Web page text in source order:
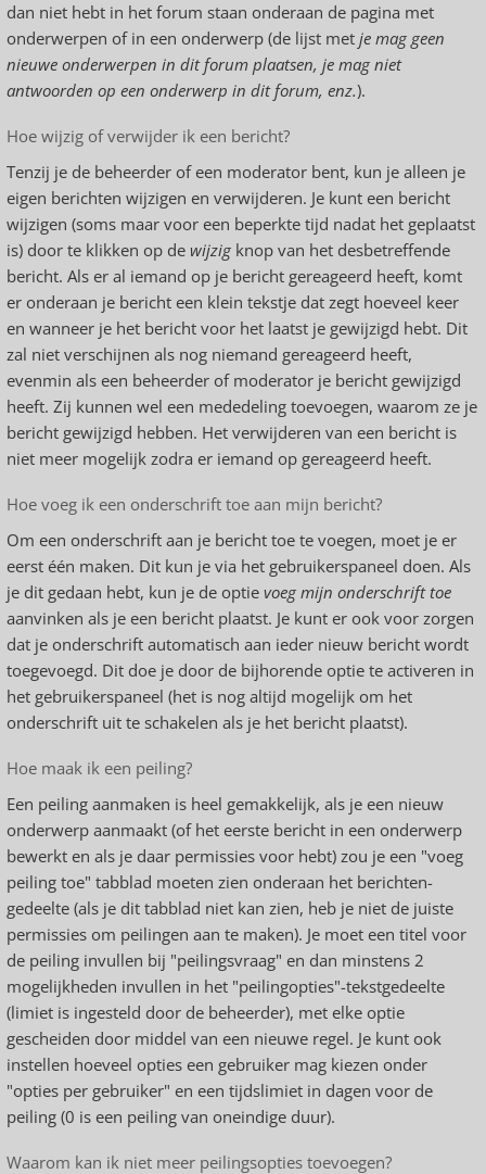
dan niet hebt in het forum staan onderaan de pagina met
onderwerpen of in een onderwerp (de lijst met je mag geen
nieuwe onderwerpen in dit forum plaatsen, je mag niet
antwoorden op een onderwerp in dit forum, enz.).
Hoe wijzig of verwijder ik een bericht?
Tenzij je de beheerder of een moderator bent, kun je alleen je
eigen berichten wijzigen en verwijderen. Je kunt een bericht
wijzigen (soms maar voor een beperkte tijd nadat het geplaatst
is) door te klikken op de wijzig knop van het desbetreffende
bericht. Als er al iemand op je bericht gereageerd heeft, komt
er onderaan je bericht een klein tekstje dat zegt hoeveel keer
en wanneer je het bericht voor het laatst je gewijzigd hebt. Dit
zal niet verschijnen als nog niemand gereageerd heeft,
evenmin als een beheerder of moderator je bericht gewijzigd
heeft. Zij kunnen wel een mededeling toevoegen, waarom ze je
bericht gewijzigd hebben. Het verwijderen van een bericht is
niet meer mogelijk zodra er iemand op gereageerd heeft.
Hoe voeg ik een onderschrift toe aan mijn bericht?
Om een onderschrift aan je bericht toe te voegen, moet je er
eerst één maken. Dit kun je via het gebruikerspaneel doen. Als
je dit gedaan hebt, kun je de optie voeg mijn onderschrift toe
aanvinken als je een bericht plaatst. Je kunt er ook voor zorgen
dat je onderschrift automatisch aan ieder nieuw bericht wordt
toegevoegd. Dit doe je door de bijhorende optie te activeren in
het gebruikerspaneel (het is nog altijd mogelijk om het
onderschrift uit te schakelen als je het bericht plaatst).
Hoe maak ik een peiling?
Een peiling aanmaken is heel gemakkelijk, als je een nieuw
onderwerp aanmaakt (of het eerste bericht in een onderwerp
bewerkt en als je daar permissies voor hebt) zou je een "voeg
peiling toe" tabblad moeten zien onderaan het berichten-
gedeelte (als je dit tabblad niet kan zien, heb je niet de juiste
permissies om peilingen aan te maken). Je moet een titel voor
de peiling invullen bij "peilingsvraag" en dan minstens 2
mogelijkheden invullen in het "peilingopties"-tekstgedeelte
(limiet is ingesteld door de beheerder), met elke optie
gescheiden door middel van een nieuwe regel. Je kunt ook
instellen hoeveel opties een gebruiker mag kiezen onder
"opties per gebruiker" en een tijdslimiet in dagen voor de
peiling (0 is een peiling van oneindige duur).
Waarom kan ik niet meer peilingsopties toevoegen?